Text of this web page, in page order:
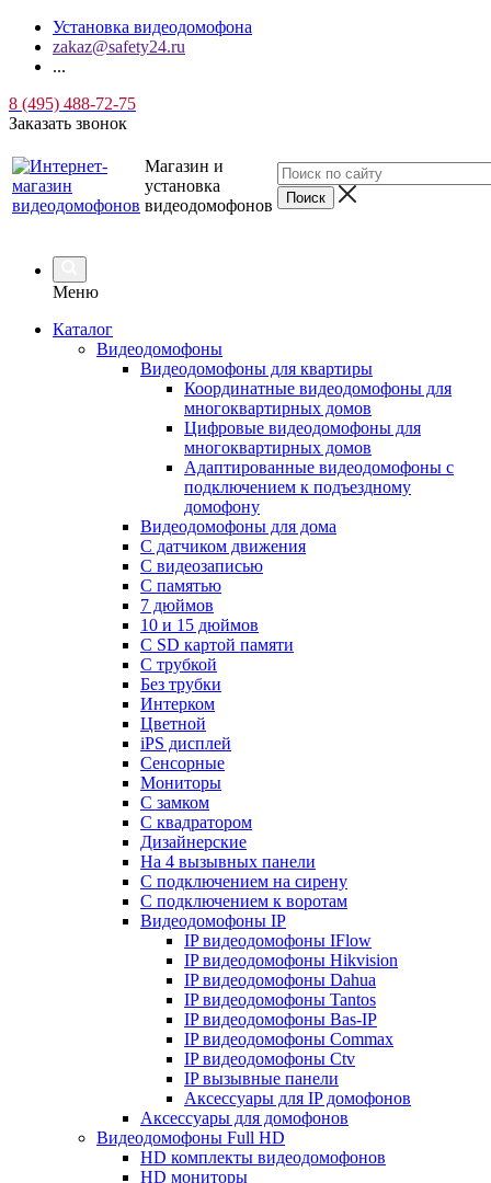
Установка видеодомофона
zakaz@safety24.ru
...
8 (495) 488-72-75
Заказать звонок
Магазин и
установка
видеодомофонов
Меню
Каталог
Видеодомофоны
Видеодомофоны для квартиры
Координатные видеодомофоны для
многоквартирных домов
Цифровые видеодомофоны для
многоквартирных домов
Адаптированные видеодомофоны с
подключением к подъездному
домофону
Видеодомофоны для дома
С датчиком движения
С видеозаписью
C памятью
7 дюймов
10 и 15 дюймов
С SD картой памяти
С трубкой
Без трубки
Интерком
Цветной
iPS дисплей
Сенсорные
Мониторы
С замком
C квадратором
Дизайнерские
На 4 вызывных панели
С подключением на сирену
С подключением к воротам
Видеодомофоны IP
IP видеодомофоны IFlow
IP видеодомофоны Hikvision
IP видеодомофоны Dahua
IP видеодомофоны Tantos
IP видеодомофоны Bas-IP
IP видеодомофоны Commax
IP видеодомофоны Ctv
IP вызывные панели
Аксессуары для IP домофонов
Аксессуары для домофонов
Видеодомофоны Full HD
HD комплекты видеодомофонов
HD мониторы